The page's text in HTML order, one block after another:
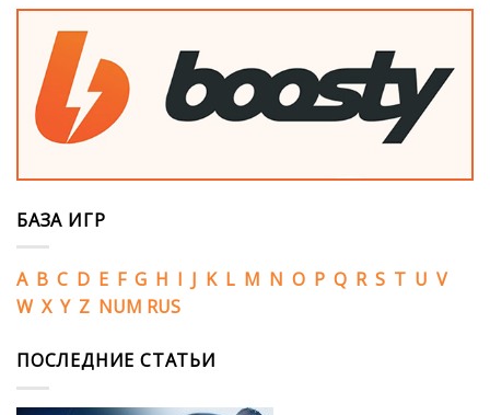
БАЗА ИГР
A B C D E F G H I J K L M N O P Q R S T U V
W X Y Z NUM RUS
ПОСЛЕДНИЕ СТАТЬИ